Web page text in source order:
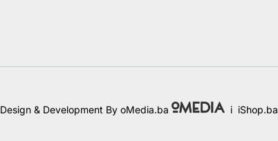
Design & Development By oMedia.ba i iShop.ba